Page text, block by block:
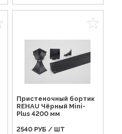
Пристеночный бортик
REHAU Чёрный Mini-
Plus 4200 мм
2540 РУБ / ШТ